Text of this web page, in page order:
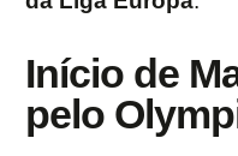
Início de
pelo